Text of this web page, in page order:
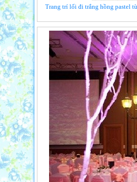
Trang trí lối đi trắng hồng pastel